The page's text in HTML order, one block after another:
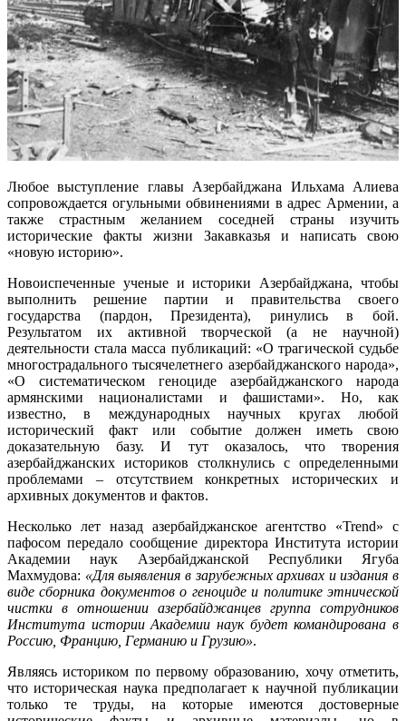
Любое выступление главы Азербайджана Ильхама Алиева
сопровождается огульными обвинениями в адрес Армении, а
также страстным желанием соседней страны изучить
исторические факты жизни Закавказья и написать свою
«новую историю».
Новоиспеченные ученые и историки Азербайджана, чтобы
выполнить решение партии и правительства своего
государства (пардон, Президента), ринулись в бой.
Результатом их активной творческой (а не научной)
деятельности стала масса публикаций: «О трагической судьбе
многострадального тысячелетнего азербайджанского народа»,
«О систематическом геноциде азербайджанского народа
армянскими националистами и фашистами». Но, как
известно, в международных научных кругах любой
исторический факт или событие должен иметь свою
доказательную базу. И тут оказалось, что творения
азербайджанских историков столкнулись с определенными
проблемами – отсутствием конкретных исторических и
архивных документов и фактов.
Несколько лет назад азербайджанское агентство «Trend» с
пафосом передало сообщение директора Института истории
Академии наук Азербайджанской Республики Ягуба
Махмудова: «Для выявления в зарубежных архивах и издания в
виде сборника документов о геноциде и политике этнической
чистки в отношении азербайджанцев группа сотрудников
Института истории Академии наук будет командирована в
Россию, Францию, Германию и Грузию».
Являясь историком по первому образованию, хочу отметить,
что историческая наука предполагает к научной публикации
только те труды, на которые имеются достоверные